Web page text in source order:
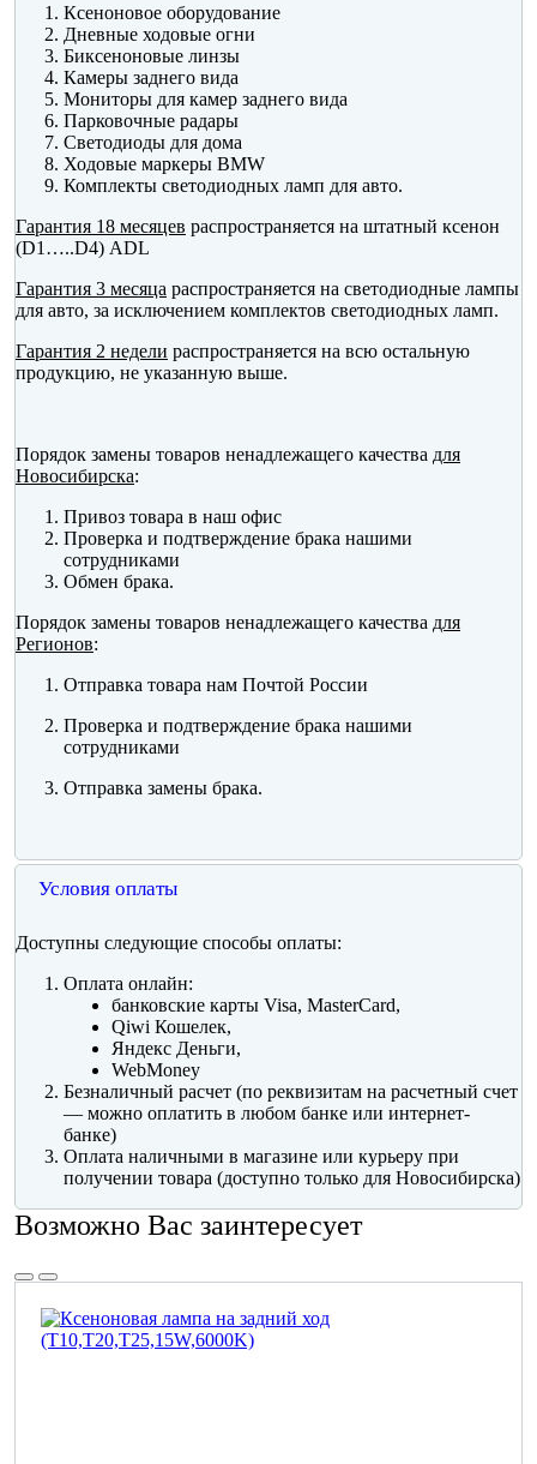
Ксеноновое оборудование
Дневные ходовые огни
Биксеноновые линзы
Камеры заднего вида
Мониторы для камер заднего вида
Парковочные радары
Светодиоды для дома
Ходовые маркеры BMW
Комплекты светодиодных ламп для авто.
Гарантия 18 месяцев распространяется на штатный ксенон
(D1…..D4) ADL
Гарантия 3 месяца распространяется на светодиодные лампы
для авто, за исключением комплектов светодиодных ламп.
Гарантия 2 недели распространяется на всю остальную
продукцию, не указанную выше.
Порядок замены товаров ненадлежащего качества для
Новосибирска:
Привоз товара в наш офис
Проверка и подтверждение брака нашими
сотрудниками
Обмен брака.
Порядок замены товаров ненадлежащего качества для
Регионов:
Отправка товара нам Почтой России
Проверка и подтверждение брака нашими
сотрудниками
Отправка замены брака.
Условия оплаты
Доступны следующие способы оплаты:
Оплата онлайн:
банковские карты Visa, MasterCard,
Qiwi Кошелек,
Яндекс Деньги,
WebMoney
Безналичный расчет (по реквизитам на расчетный счет
— можно оплатить в любом банке или интернет-
банке)
Оплата наличными в магазине или курьеру при
получении товара (доступно только для Новосибирска)
Возможно Вас заинтересует